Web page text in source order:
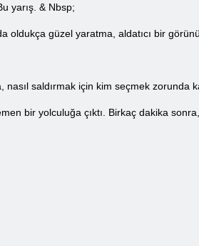
yarış. & Nbsp;
oldukça güzel yaratma, aldatıcı bir
saldırmak için kim seçmek zorunda
bir yolculuğa çıktı. Birkaç dakika